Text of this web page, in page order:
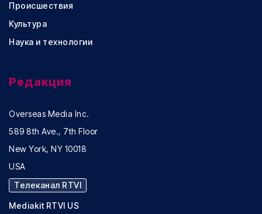
Происшествия
Культура
Наука и технологии
Редакция
Overseas Media Inc.
589 8th Ave., 7th Floor
New York, NY 10018
USA
Телеканал RTVI
Mediakit RTVI US